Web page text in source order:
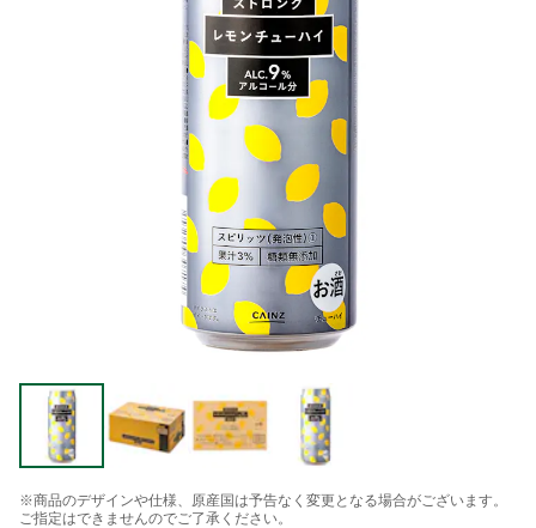
※商品のデザインや仕様、原産国は予告なく変更となる場合がございます。
ご指定はできませんのでご了承ください。